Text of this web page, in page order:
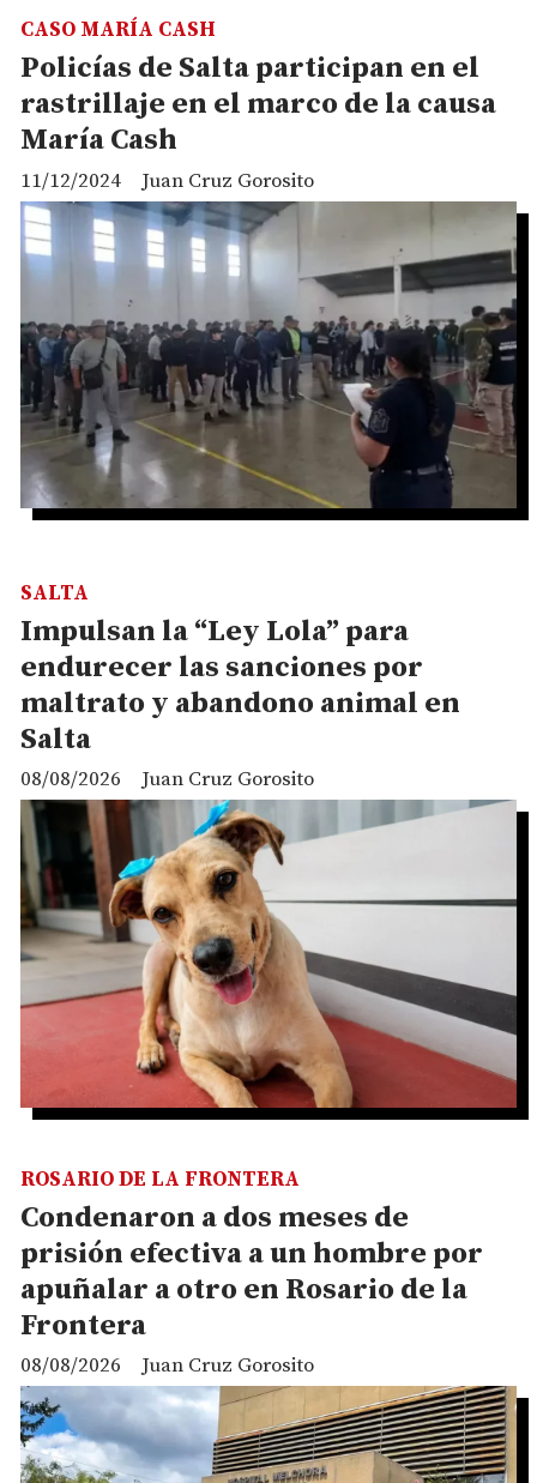
Policías de Salta participan en el
rastrillaje en el marco de la causa
María Cash
Juan Cruz Gorosito
CASO MARÍA CASH
11/12/2024
Impulsan la “Ley Lola” para
endurecer las sanciones por
maltrato y abandono animal en
Salta
Juan Cruz Gorosito
SALTA
08/08/2026
Condenaron a dos meses de
prisión efectiva a un hombre por
apuñalar a otro en Rosario de la
Frontera
Juan Cruz Gorosito
ROSARIO DE LA FRONTERA
08/08/2026